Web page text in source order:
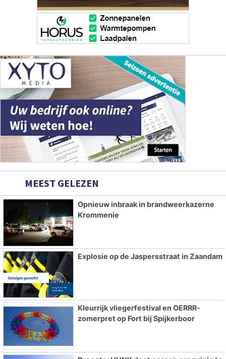
MEEST GELEZEN
Opnieuw inbraak in brandweerkazerne
Krommenie
Explosie op de Jaspersstraat in Zaandam
Kleurrijk vliegerfestival en OERRR-
zomerpret op Fort bij Spijkerboor